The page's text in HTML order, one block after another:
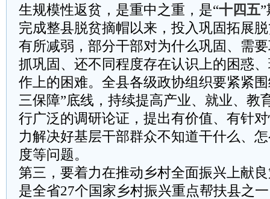
生规模性返贫，是重中之重，是“十四五
完成整县脱贫摘帽以来，投入巩固拓展
有所减弱，部分干部对为什么巩固、需
抓巩固、还不同程度存在认识上的困惑
作上的困难。全县各级政协组织要紧紧
三保障”底线，持续提高产业、就业、教
行广泛的调研论证，提出有价值、有针
力解决好基层干部群众不知道干什么、
度等问题。
第三，要着力在推动乡村全面振兴上献
是全省27个国家乡村振兴重点帮扶县之